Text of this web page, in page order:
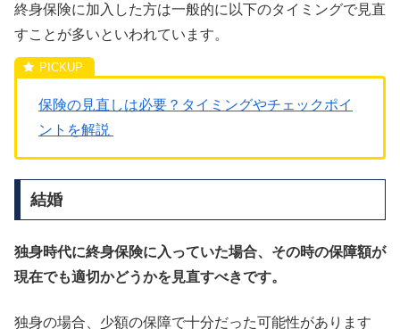
終身保険に加入した方は一般的に以下のタイミングで見直
すことが多いといわれています。
保険の見直しは必要？タイミングやチェックポイ
ントを解説
結婚
独身時代に終身保険に入っていた場合、その時の保障額が
現在でも適切かどうかを見直すべきです。
独身の場合、少額の保障で十分だった可能性があります